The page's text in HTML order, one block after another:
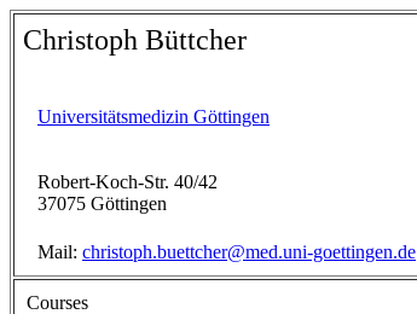
Christoph Büttcher
Universitätsmedizin Göttingen
Robert-Koch-Str. 40/42
37075 Göttingen
Mail: christoph.buettcher@med.uni-goettingen.de
Courses